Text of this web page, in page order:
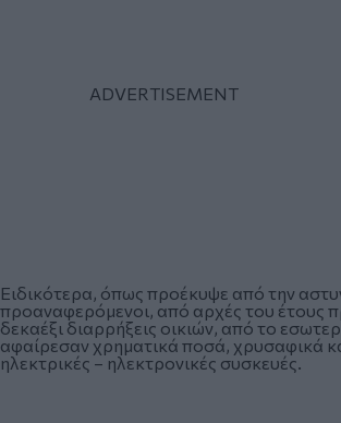
Ειδικότερα, όπως προέκυψε από την
προαναφερόμενοι, από αρχές του έτους
δεκαέξι διαρρήξεις οικιών, από το
αφαίρεσαν χρηματικά ποσά, χρυσαφικά
ηλεκτρικές – ηλεκτρονικές συσκευές.